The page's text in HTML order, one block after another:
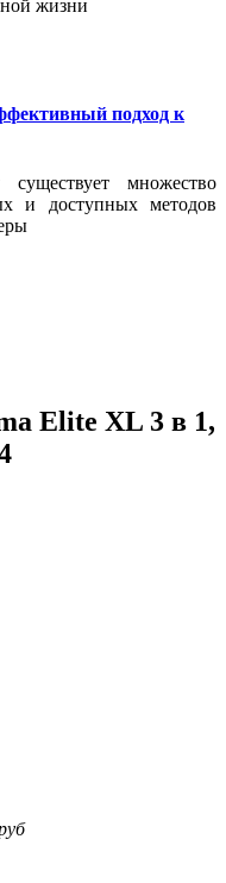
жизни
подход к
множество
и доступных методов
Elite XL 3 в 1,